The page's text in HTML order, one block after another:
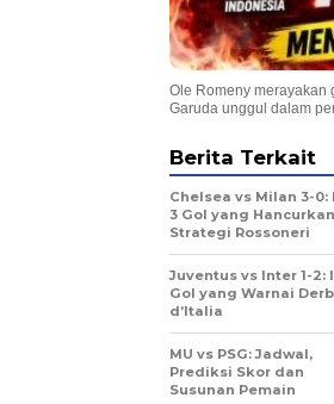
Ole Romeny merayakan
Garuda unggul dalam
Berita Terkait
Chelsea vs Milan 3-0:
3 Gol yang Hancurkan
Strategi Rossoneri
Juventus vs Inter 1-2:
Gol yang Warnai
d’Italia
MU vs PSG: Jadwal,
Prediksi Skor dan
Susunan Pemain